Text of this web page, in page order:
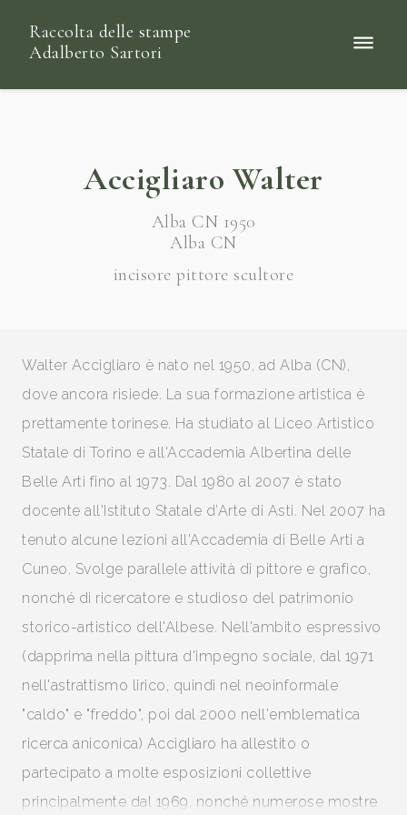
Raccolta delle stampe
Adalberto Sartori
Accigliaro Walter
Alba CN 1950
Alba CN
incisore pittore scultore
Walter Accigliaro è nato nel 1950, ad Alba (CN),
dove ancora risiede. La sua formazione artistica è
prettamente torinese. Ha studiato al Liceo Artistico
Statale di Torino e all'Accademia Albertina delle
Belle Arti fino al 1973. Dal 1980 al 2007 è stato
docente all'Istituto Statale d’Arte di Asti. Nel 2007 ha
tenuto alcune lezioni all'Accademia di Belle Arti a
Cuneo. Svolge parallele attività di pittore e grafico,
nonché di ricercatore e studioso del patrimonio
storico-artistico dell'Albese. Nell'ambito espressivo
(dapprima nella pittura d'impegno sociale, dal 1971
nell'astrattismo lirico, quindi nel neoinformale
"caldo" e "freddo", poi dal 2000 nell'emblematica
ricerca aniconica) Accigliaro ha allestito o
partecipato a molte esposizioni collettive
principalmente dal 1969, nonché numerose mostre